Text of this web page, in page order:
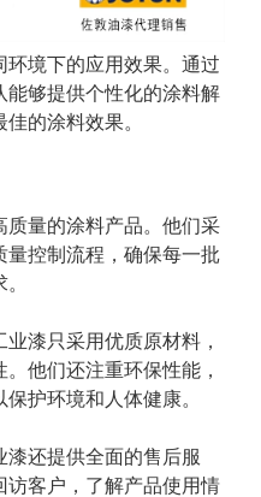
境下的应用效果。通过
能够提供个性化的涂料解
的涂料效果。
质量的涂料产品。他们采
量控制流程，确保每一批
漆只采用优质原材料，
他们还注重环保性能，
护环境和人体健康。
还提供全面的售后服
访客户，了解产品使用情